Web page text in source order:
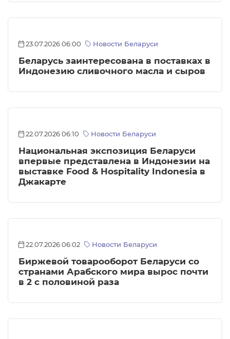
23.07.2026 06:00 Новости Беларуси
Беларусь заинтересована в поставках в
Индонезию сливочного масла и сыров
22.07.2026 06:10 Новости Беларуси
Национальная экспозиция Беларуси
впервые представлена в Индонезии на
выставке Food & Hospitality Indonesia в
Джакарте
22.07.2026 06:02 Новости Беларуси
Биржевой товарооборот Беларуси со
странами Арабского мира вырос почти
в 2 с половиной раза